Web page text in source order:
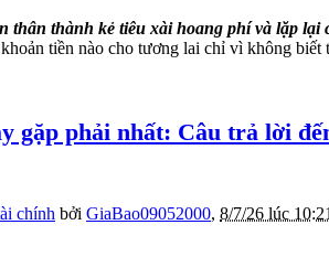
thân thành kẻ tiêu xài hoang phí và lặp
tiền nào cho tương lai chỉ vì không biết
gặp phải nhất: Câu trả lời
chính bởi GiaBao09052000, 8/7/26 lúc 10:21